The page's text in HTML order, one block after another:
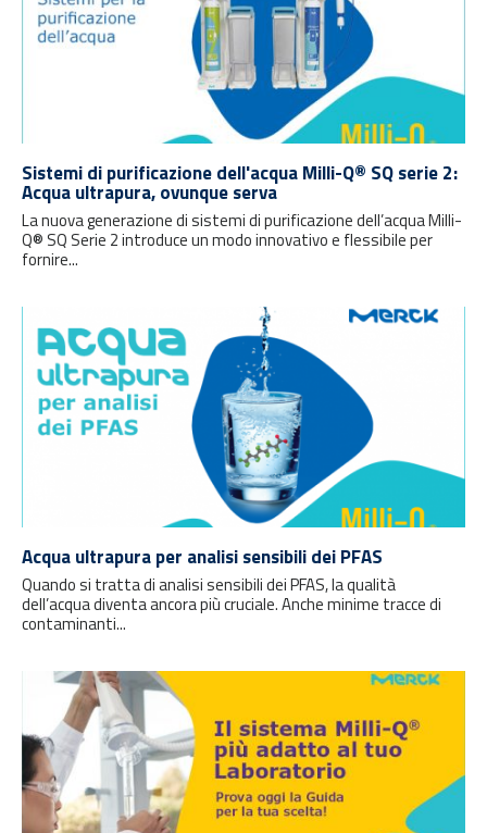
Sistemi di purificazione dell'acqua Milli-Q® SQ serie 2:
Acqua ultrapura, ovunque serva
La nuova generazione di sistemi di purificazione dell’acqua Milli-
Q® SQ Serie 2 introduce un modo innovativo e flessibile per
fornire...
Acqua ultrapura per analisi sensibili dei PFAS
Quando si tratta di analisi sensibili dei PFAS, la qualità
dell’acqua diventa ancora più cruciale. Anche minime tracce di
contaminanti...